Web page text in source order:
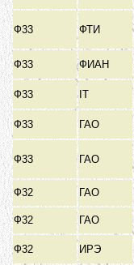
Ф33 ФТИ
Ф33
ФИАН
Ф33
ІТ
Ф33 ГАО
Ф33 ГАО
Ф32
ГАО
Ф32
ГАО
Ф32
ИРЭ